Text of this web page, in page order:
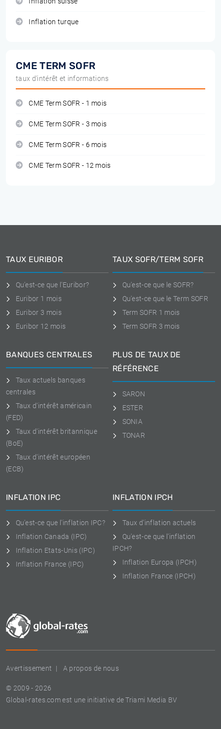
Inflation turque
CME TERM SOFR
taux d'intérêt et informations
CME Term SOFR - 1 mois
CME Term SOFR - 3 mois
CME Term SOFR - 6 mois
CME Term SOFR - 12 mois
Avertissement A propos de nous
© 2009 - 2026
Global-rates.com est une initiative de Triami Media BV
TAUX EURIBOR
Qu'est-ce que l'Euribor?
Euribor 1 mois
Euribor 3 mois
Euribor 12 mois
TAUX SOFR/TERM SOFR
Qu'est-ce que le SOFR?
Qu'est-ce que le Term SOFR
Term SOFR 1 mois
Term SOFR 3 mois
BANQUES CENTRALES
Taux actuels banques
centrales
Taux d'intérêt américain
(FED)
Taux d'intérêt britannique
(BoE)
Taux d'intérêt européen
(ECB)
PLUS DE TAUX DE
RÉFÉRENCE
SARON
ESTER
SONIA
TONAR
INFLATION IPC
Qu'est-ce que l'inflation IPC?
Inflation Canada (IPC)
Inflation Etats-Unis (IPC)
Inflation France (IPC)
INFLATION IPCH
Taux d'inflation actuels
Qu'est-ce que l'inflation
IPCH?
Inflation Europa (IPCH)
Inflation France (IPCH)